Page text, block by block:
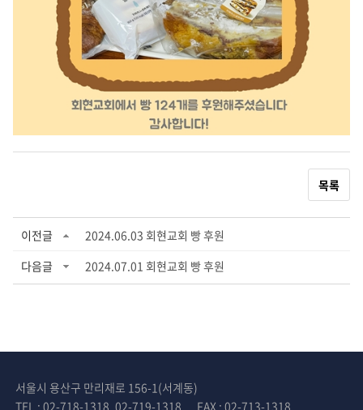
목록
이전글
2024.06.03 회현교회 빵 후원
다음글
2024.07.01 회현교회 빵 후원
서울시 용산구 만리재로 156-1(서계동)
TEL : 02-718-1318, 02-719-1318
FAX : 02-713-1318